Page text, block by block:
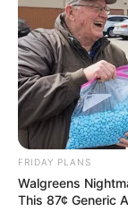
Remember
See Them Now
FRIDAY PLANS
Walgreens
This 87¢ Generic